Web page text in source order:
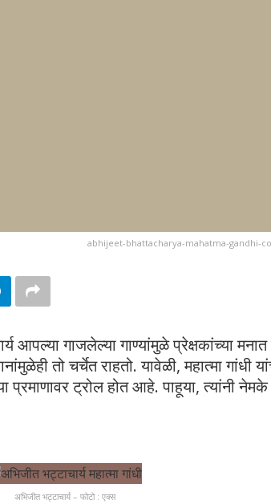
abhijeet-bhattacharya-mahatma-gandhi-
आपल्या गाजलेल्या गाण्यांमुळे प्रेक्षकांच्या
तो चर्चेत राहतो. यावेळी, महात्मा गांधी
प्रमाणावर ट्रोल होत आहे. पाहूया, त्यांनी
अभिजीत भट्टाचार्य – फोटो : एक्स